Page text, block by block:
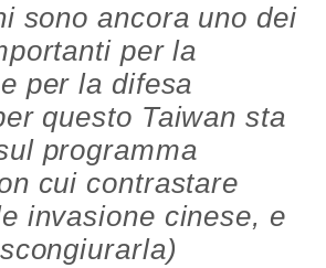
sono ancora uno dei
per la
per la difesa
questo Taiwan sta
programma
cui contrastare
invasione cinese, e